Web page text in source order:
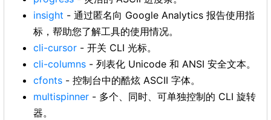
insight - 通过匿名向 Google Analytics 报告使用指
标，帮助您了解工具的使用情况。
cli-cursor - 开关 CLI 光标。
cli-columns - 列表化 Unicode 和 ANSI 安全文本。
cfonts - 控制台中的酷炫 ASCII 字体。
multispinner - 多个、同时、可单独控制的 CLI 旋转
器。